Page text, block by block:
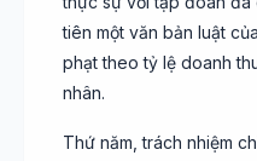
tiên một văn bản luật
phạt theo tỷ lệ doanh
nhân.
Thứ năm, trách nhiệm